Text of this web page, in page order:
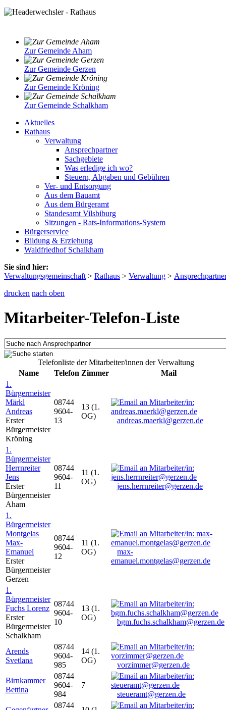
Zur Gemeinde Aham
Zur Gemeinde Gerzen
Zur Gemeinde Kröning
Zur Gemeinde Schalkham
Aktuelles
Rathaus
Verwaltung
Ansprechpartner
Sachgebiete
Was erledige ich wo?
Steuern, Abgaben und Gebühren
Ver- und Entsorgung
Aus dem Bauamt
Aus dem Bürgeramt
Standesamt Vilsbiburg
Sitzungen - Rats-Informations-System
Bürgerservice
Bildung & Erziehung
Waldfriedhof Schalkham
Sie sind hier:
Verwaltungsgemeinschaft > Rathaus > Verwaltung >
drucken nach oben
Mitarbeiter-Telefon-Liste
Telefonliste der Mitarbeiter/innen der Verwaltung
Name
Telefon Zimmer
Mail
1.
Bürgermeister
Märkl
Andreas
Erster
Bürgermeister
Kröning
08744
9604-
13
13 (1.
OG)
andreas.maerkl@gerzen.de
1.
Bürgermeister
Herrnreiter
Jens
Erster
Bürgermeister
Aham
08744
9604-
11
11 (1.
OG)
jens.herrnreiter@gerzen.de
1.
Bürgermeister
Montgelas
Max-
Emanuel
Erster
Bürgermeister
Gerzen
08744
9604-
12
11 (1.
OG)
max-
emanuel.montgelas@gerzen.de
1.
Bürgermeister
Fuchs Lorenz
Erster
Bürgermeister
Schalkham
08744
9604-
10
13 (1.
OG)
bgm.fuchs.schalkham@gerzen.de
Arends
Svetlana
08744
9604-
985
14 (1.
OG)
vorzimmer@gerzen.de
Birnkammer
Bettina
08744
9604-
984
7
steueramt@gerzen.de
08744